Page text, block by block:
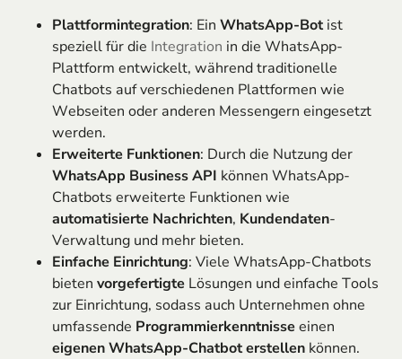
Plattformintegration: Ein WhatsApp-Botist
speziell für die Integration in die WhatsApp-
Plattform entwickelt, während traditionelle
Chatbots auf verschiedenen Plattformen wie
Webseiten oder anderen Messengern eingesetzt
werden.
Erweiterte Funktionen: Durch die Nutzung der
WhatsApp Business API können WhatsApp-
Chatbots erweiterte Funktionen wie
automatisierte Nachrichten, Kundendaten-
Verwaltung und mehr bieten.
Einfache Einrichtung: Viele WhatsApp-Chatbots
bieten vorgefertigteLösungen und einfache Tools
zur Einrichtung, sodass auch Unternehmen ohne
umfassende Programmierkenntnisseeinen
eigenen WhatsApp-Chatbot erstellenkönnen.